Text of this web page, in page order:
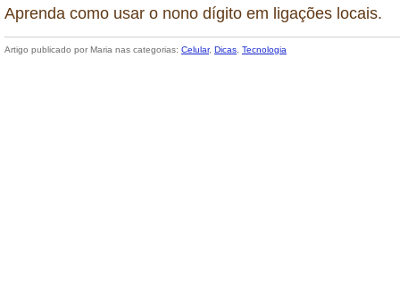
Aprenda como usar o nono dígito em ligações locais.
Artigo publicado por Maria nas categorias: Celular, Dicas Tecnologia